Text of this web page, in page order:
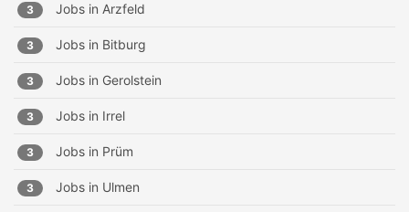
3 Jobs in Arzfeld
3 Jobs in Bitburg
3 Jobs in Gerolstein
3 Jobs in Irrel
3 Jobs in Prüm
3 Jobs in Ulmen